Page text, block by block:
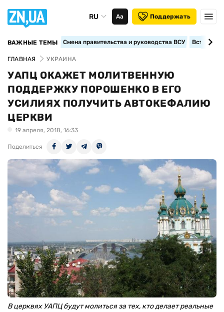
RU Аа Поддержать
ВАЖНЫЕ ТЕМЫ Смена правительства и руководства ВСУ
ГЛАВНАЯ УКРАИНА
УАПЦ ОКАЖЕТ МОЛИТВЕННУЮ
ПОДДЕРЖКУ ПОРОШЕНКО В ЕГО
УСИЛИЯХ ПОЛУЧИТЬ АВТОКЕФАЛИЮ
ЦЕРКВИ
19 апреля, 2018, 16:33
Поделиться
В церквях УАПЦ будут молиться за тех, кто делает реальные